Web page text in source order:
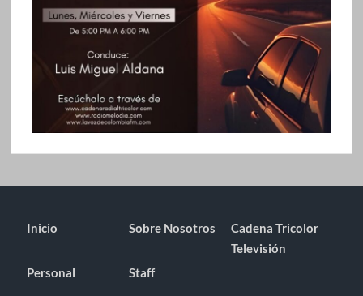
Inicio Sobre Nosotros
Cadena Tricolor
Televisión
Personal
Staff